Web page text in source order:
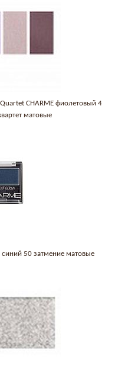
CHARME фиолетовый 4
матовые
синий 50 затмение матовые